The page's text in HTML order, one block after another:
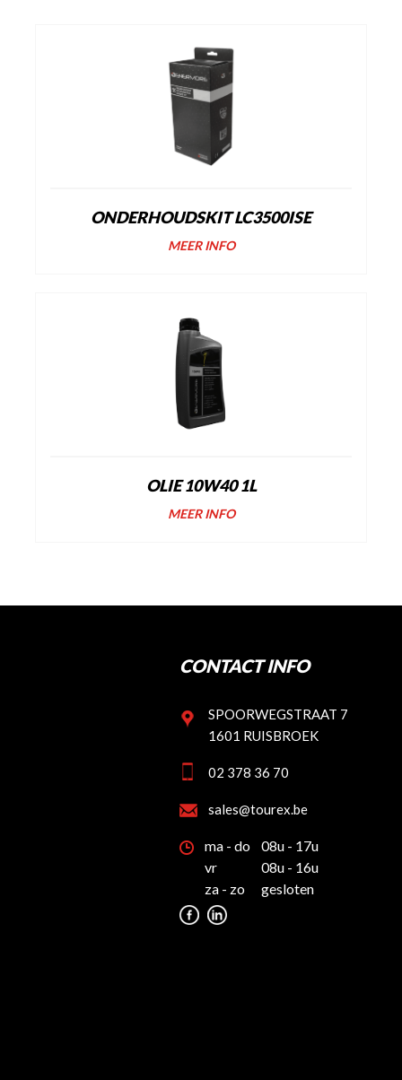
ONDERHOUDSKIT LC3500ISE
MEER INFO
OLIE 10W40 1L
MEER INFO
CONTACT INFO
SPOORWEGSTRAAT 7
1601 RUISBROEK
02 378 36 70
sales@tourex.be
ma - do
08u - 17u
vr
08u - 16u
za - zo
gesloten